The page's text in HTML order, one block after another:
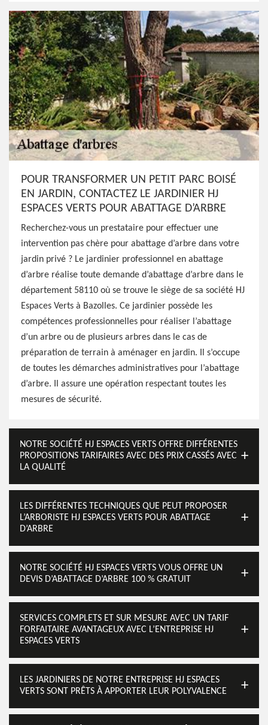
POUR TRANSFORMER UN PETIT PARC BOISÉ
EN JARDIN, CONTACTEZ LE JARDINIER HJ
ESPACES VERTS POUR ABATTAGE D’ARBRE
Recherchez-vous un prestataire pour effectuer une
intervention pas chère pour abattage d’arbre dans votre
jardin privé ? Le jardinier professionnel en abattage
d’arbre réalise toute demande d’abattage d’arbre dans le
département 58110 où se trouve le siège de sa société HJ
Espaces Verts à Bazolles. Ce jardinier possède les
compétences professionnelles pour réaliser l’abattage
d’un arbre ou de plusieurs arbres dans le cas de
préparation de terrain à aménager en jardin. Il s’occupe
de toutes les démarches administratives pour l’abattage
d’arbre. Il assure une opération respectant toutes les
mesures de sécurité.
NOTRE SOCIÉTÉ HJ ESPACES VERTS OFFRE DIFFÉRENTES
PROPOSITIONS TARIFAIRES AVEC DES PRIX CASSÉS AVEC
LA QUALITÉ
LES DIFFÉRENTES TECHNIQUES QUE PEUT PROPOSER
L’ARBORISTE HJ ESPACES VERTS POUR ABATTAGE
D’ARBRE
NOTRE SOCIÉTÉ HJ ESPACES VERTS VOUS OFFRE UN
DEVIS D’ABATTAGE D’ARBRE 100 % GRATUIT
SERVICES COMPLETS ET SUR MESURE AVEC UN TARIF
FORFAITAIRE AVANTAGEUX AVEC L’ENTREPRISE HJ
ESPACES VERTS
LES JARDINIERS DE NOTRE ENTREPRISE HJ ESPACES
VERTS SONT PRÊTS À APPORTER LEUR POLYVALENCE